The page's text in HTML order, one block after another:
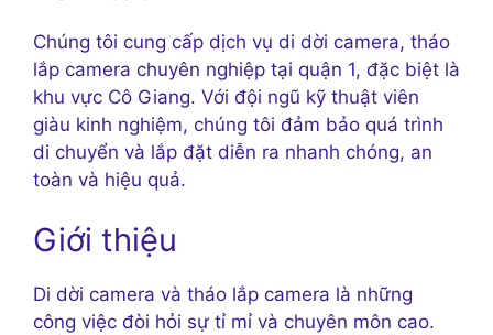
Chúng tôi cung cấp dịch vụ di dời camera, tháo
lắp camera chuyên nghiệp tại quận 1, đặc biệt là
khu vực Cô Giang. Với đội ngũ kỹ thuật viên
giàu kinh nghiệm, chúng tôi đảm bảo quá trình
di chuyển và lắp đặt diễn ra nhanh chóng, an
toàn và hiệu quả.
Giới thiệu
Di dời camera và tháo lắp camera là những
công việc đòi hỏi sự tỉ mỉ và chuyên môn cao.